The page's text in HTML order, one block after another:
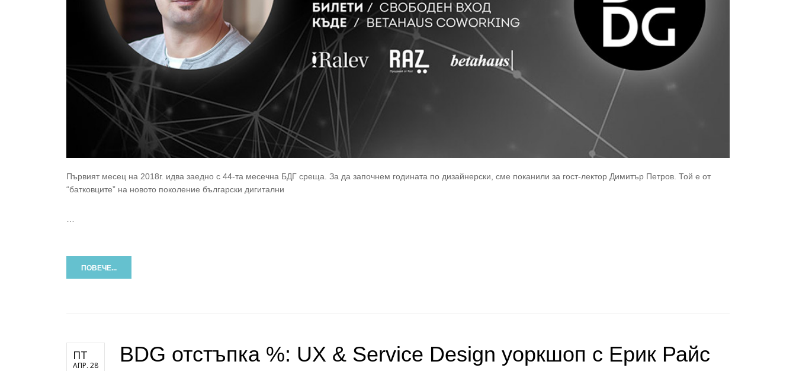
Първият месец на 2018г. идва заедно с 44-та месечна БДГ среща. За да започнем годината по дизайнерски, сме поканили за гост-лектор Димитър Петров. Той е от
“батковците” на новото поколение български дигитални
ПОВЕЧЕ...
ПТ
АПР. 28 BDG отстъпка %: UX & Service Design уоркшоп с Ерик Райс